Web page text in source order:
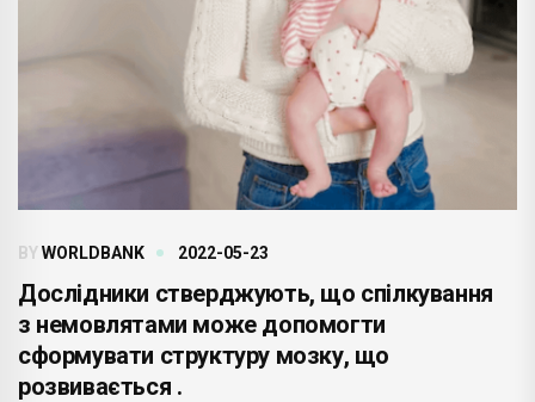
BYWORLDBANK 2022-05-23
Дослідники стверджують, що спілкування
з немовлятами може допомогти
сформувати структуру мозку, що
розвивається .